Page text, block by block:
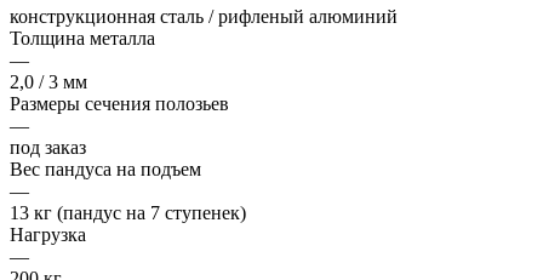
конструкционная сталь / рифленый алюминий
Толщина металла
—
2,0 / 3 мм
Размеры сечения полозьев
—
под заказ
Вес пандуса на подъем
—
13 кг (пандус на 7 ступенек)
Нагрузка
—